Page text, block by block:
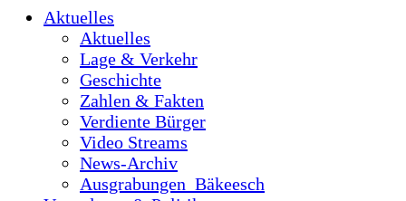
Aktuelles
Aktuelles
Lage & Verkehr
Geschichte
Zahlen & Fakten
Verdiente Bürger
Video Streams
News-Archiv
Ausgrabungen_Bäkeesch